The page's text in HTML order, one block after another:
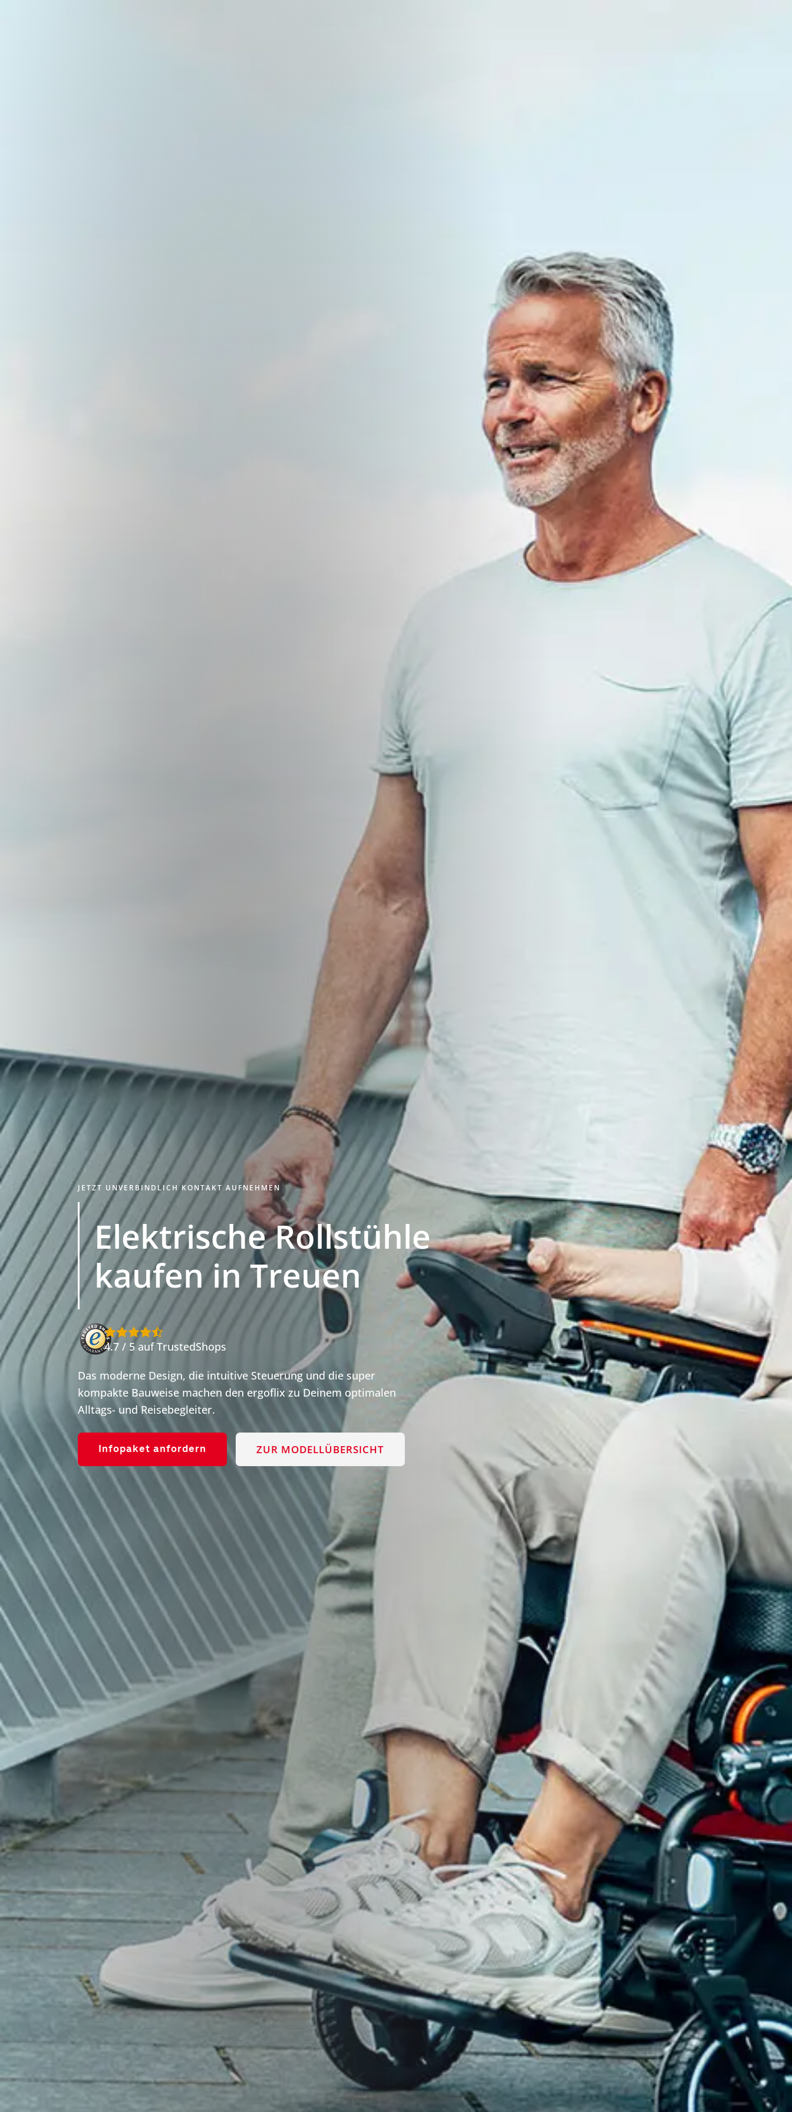
JETZT UNVERBINDLICH KONTAKT AUFNEHMEN
Elektrische Rollstühle
kaufen inTreuen
4.7 / 5 auf TrustedShops
Das moderne Design, die intuitive Steuerung und die super
kompakte Bauweise machen den ergoflix zu Deinem optimalen
Alltags- und Reisebegleiter.
Infopaket anfordern ZUR MODELLÜBERSICHT